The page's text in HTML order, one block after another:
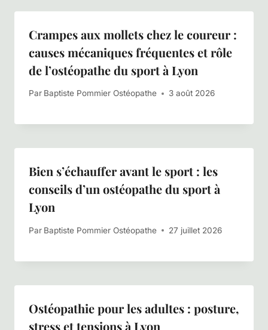
Crampes aux mollets chez le coureur :
causes mécaniques fréquentes et rôle
de l’ostéopathe du sport à Lyon
Par Baptiste Pommier Ostéopathe 3 août 2026
Bien s’échauffer avant le sport : les
conseils d’un ostéopathe du sport à
Lyon
Par Baptiste Pommier Ostéopathe 27 juillet 2026
Ostéopathie pour les adultes : posture,
stress et tensions à Lyon